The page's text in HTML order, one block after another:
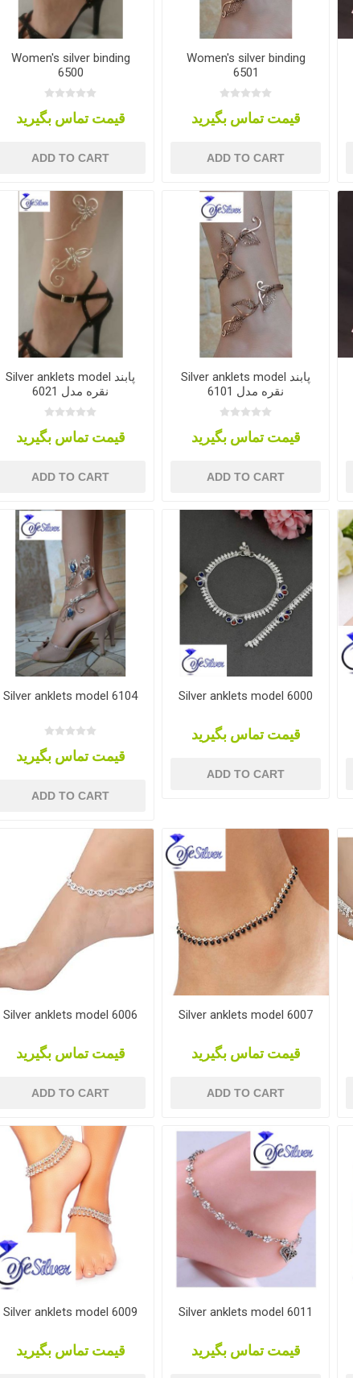
Women's silver binding
6500
قیمت تماس بگیرید
ADD TO CART
Women's silver binding
6501
قیمت تماس بگیرید
ADD TO CART
Silver anklets model پابند
نقره مدل 6021
قیمت تماس بگیرید
ADD TO CART
Silver anklets model پابند
نقره مدل 6101
قیمت تماس بگیرید
ADD TO CART
Silver anklets model 6104
قیمت تماس بگیرید
ADD TO CART
Silver anklets model 6000
قیمت تماس بگیرید
ADD TO CART
Silver anklets model 6006
قیمت تماس بگیرید
ADD TO CART
Silver anklets model 6007
قیمت تماس بگیرید
ADD TO CART
Silver anklets model 6009
قیمت تماس بگیرید
Silver anklets model 6011
قیمت تماس بگیرید